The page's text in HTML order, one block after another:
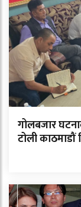
गोलबजार
टोली काठमाडौं